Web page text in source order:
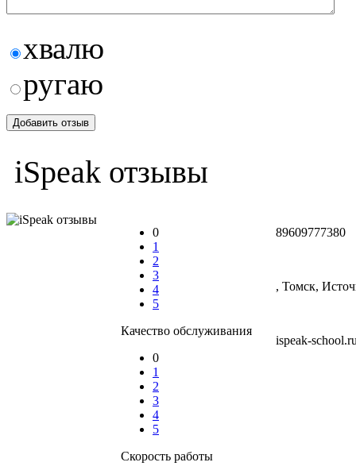
хвалю
ругаю
iSpeak отзывы
0
1
2
3
4
5
Качество обслуживания
0
1
2
3
4
5
Скорость работы
89609777380
, Томск,
ispeak-